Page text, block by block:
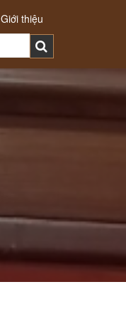
Giới thiệu